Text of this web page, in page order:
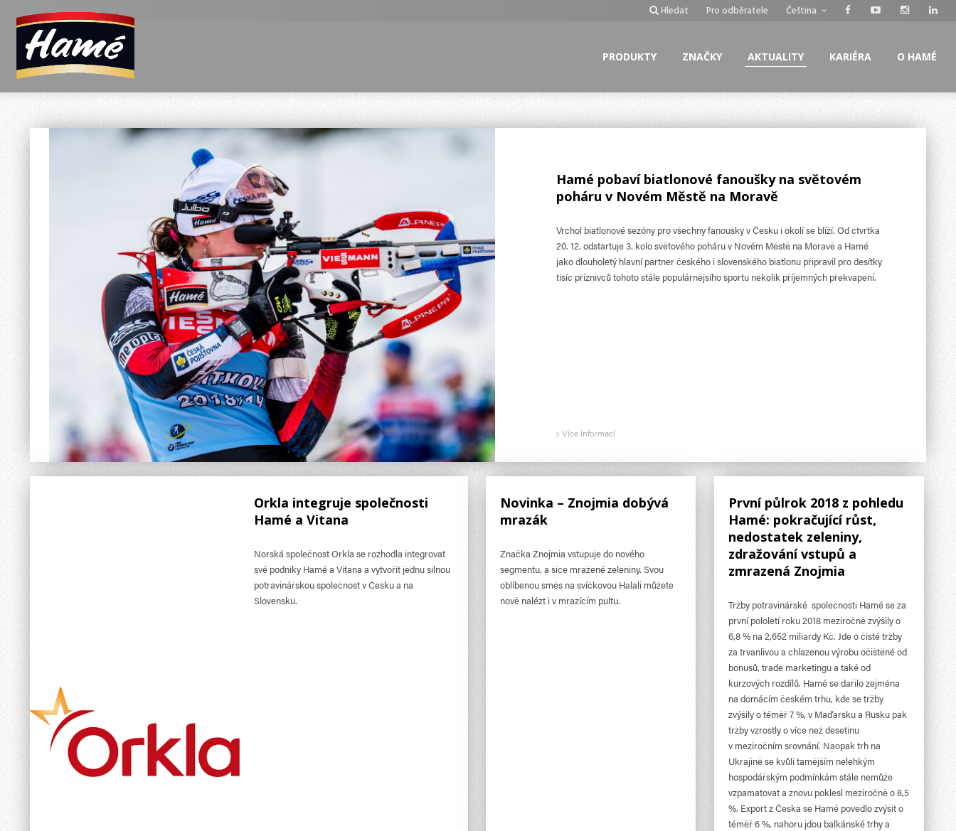
PRODUKTY ZNAČKY AKTUALITY KARIÉRA O HAMÉ
Čeština
Pro odběratele
Hledat
Hamé pobaví biatlonové fanoušky na světovém
poháru v Novém Městě na Moravě
Vrchol biatlonové sezóny pro všechny fanoušky v Česku i okolí se blíží. Od čtvrtka
20. 12. odstartuje 3. kolo světového poháru v Novém Městě na Moravě a Hamé
jako dlouholetý hlavní partner českého i slovenského biatlonu připravil pro desítky
tisíc příznivců tohoto stále populárnějšího sportu několik příjemných překvapení.
Více informací
Orkla integruje společnosti
Hamé a Vitana
Norská společnost Orkla se rozhodla integrovat
své podniky Hamé a Vitana a vytvořit jednu silnou
potravinářskou společnost v Česku a na
Slovensku.
Novinka – Znojmia dobývá
mrazák
Značka Znojmia vstupuje do nového
segmentu, a sice mražené zeleniny. Svou
oblíbenou směs na svíčkovou Halali můžete
nově nalézt i v mrazícím pultu.
První půlrok 2018 z pohledu
Hamé: pokračující růst,
nedostatek zeleniny,
zdražování vstupů a
zmrazená Znojmia
Tržby potravinářské společnosti Hamé se za
první pololetí roku 2018 meziročně zvýšily o
6,8 % na 2,652 miliardy Kč. Jde o čisté tržby
za trvanlivou a chlazenou výrobu očištěné od
bonusů, trade marketingu a také od
kurzových rozdílů. Hamé se dařilo zejména
na domácím českém trhu, kde se tržby
zvýšily o téměř 7 %, v Maďarsku a Rusku pak
tržby vzrostly o více než desetinu
v meziročním srovnání. Naopak trh na
Ukrajině se kvůli tamějším nelehkým
hospodářským podmínkám stále nemůže
vzpamatovat a znovu poklesl meziročně o 8,5
%. Export z Česka se Hamé povedlo zvýšit o
téměř 6 %, nahoru jdou balkánské trhy a